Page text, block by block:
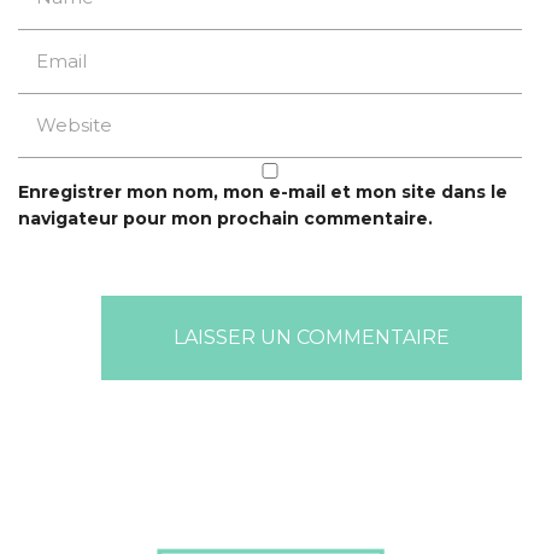
Enregistrer mon nom, mon e-mail et mon site dans le
navigateur pour mon prochain commentaire.